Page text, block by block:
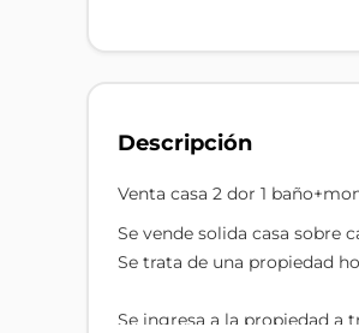
Descripción
Venta casa 2 dor 1
Se vende solida casa sobre
Se trata de una propiedad
Se ingresa a la propiedad a